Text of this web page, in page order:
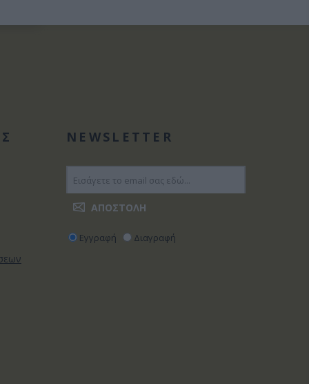
NEWSLETTER
Εγγραφή Διαγραφή